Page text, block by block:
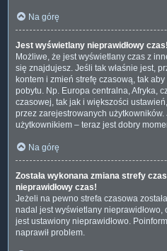
Na górę
Jest wyświetlany nieprawidłowy czas!
Możliwe, że jest wyświetlany czas z
się znajdujesz. Jeśli tak właśnie jest,
kontem i zmień strefę czasową, tak
pobytu. Np. Europa centralna, Afryka,
czasowej, tak jak i większości
przez zarejestrowanych
użytkownikiem – teraz jest dobry
Na górę
Została wykonana zmiana strefy
nieprawidłowy czas!
Jeżeli na pewno strefa czasowa
nadal jest wyświetlany nieprawidłowo,
jest ustawiony nieprawidłowo.
naprawił problem.